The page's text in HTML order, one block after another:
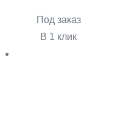
Под заказ
В 1 клик